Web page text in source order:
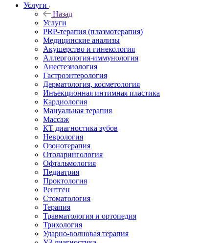
Услуги
Назад
Услуги
PRP-терапия (плазмотерапия)
Медицинские анализы
Акушерство и гинекология
Аллергология-иммунология
Анестезиология
Гастроэнтерология
Дерматология, косметология
Инъекционная интимная пластика
Кардиология
Мануальная терапия
Массаж
КТ диагностика зубов
Неврология
Озонотерапия
Отоларингология
Офтальмология
Педиатрия
Проктология
Рентген
Стоматология
Терапия
Травматология и ортопедия
Трихология
Ударно-волновая терапия